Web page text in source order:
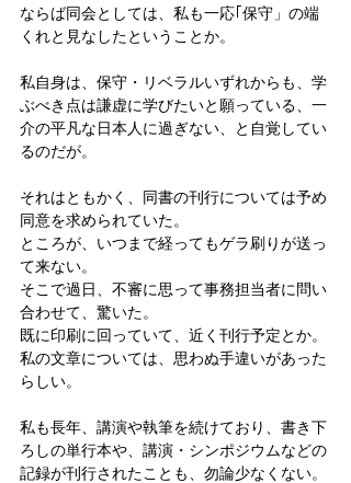
ならば同会としては、私も一応｢保守」の端
くれと見なしたということか。
私自身は、保守・リベラルいずれからも、学
ぶべき点は謙虚に学びたいと願っている、一
介の平凡な日本人に過ぎない、と自覚してい
るのだが。
それはともかく、同書の刊行については予め
同意を求められていた。
ところが、いつまで経ってもゲラ刷りが送っ
て来ない。
そこで過日、不審に思って事務担当者に問い
合わせて、驚いた。
既に印刷に回っていて、近く刊行予定とか。
私の文章については、思わぬ手違いがあった
らしい。
私も長年、講演や執筆を続けており、書き下
ろしの単行本や、講演・シンポジウムなどの
記録が刊行されたことも、勿論少なくない。